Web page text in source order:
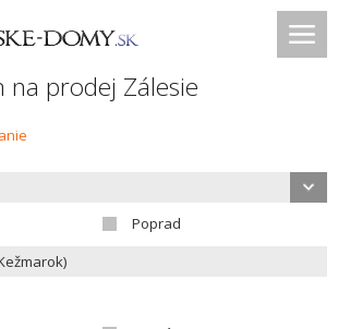
na prodej Zálesie
Poprad